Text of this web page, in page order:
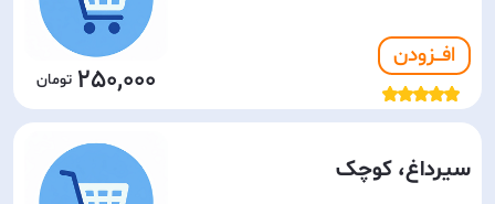
افـــزودن
250,000
سیرداغ، کوچک